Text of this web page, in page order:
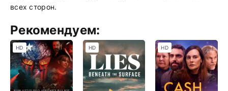
всех сторон.
Рекомендуем:
HD HD HD